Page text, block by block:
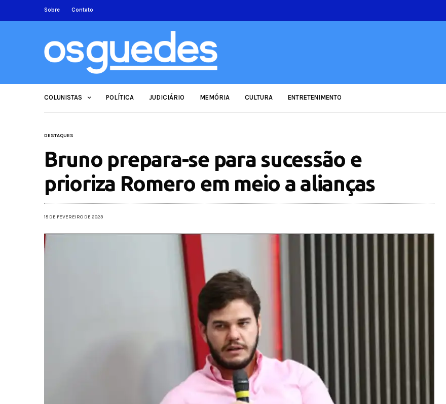
Sobre Contato
COLUNISTAS POLÍTICA JUDICIÁRIO MEMÓRIA CULTURA ENTRETENIMENTO
DESTAQUES
Bruno prepara-se para sucessão e
prioriza Romero em meio a alianças
15 DE FEVEREIRO DE 2023